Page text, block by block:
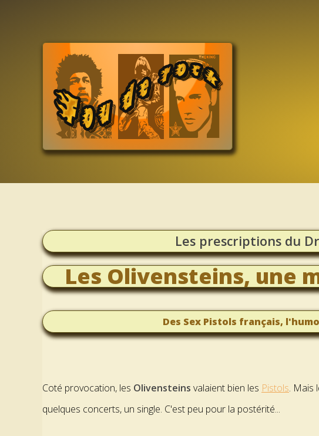
Les prescriptions du
Les Olivensteins, une
Des Sex Pistols français,
Coté provocation, les Olivensteins valaient bien les Pistols. Mais
quelques concerts, un single. C'est peu pour la postérité...